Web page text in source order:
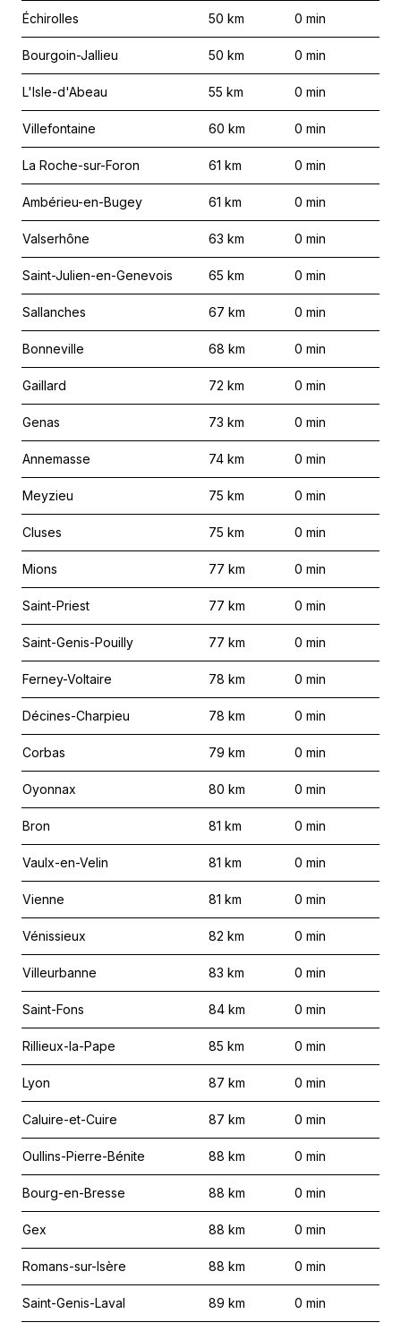
Échirolles 50 km 0 min
Bourgoin-Jallieu 50 km 0 min
L'Isle-d'Abeau 55 km 0 min
Villefontaine 60 km 0 min
La Roche-sur-Foron 61 km 0 min
Ambérieu-en-Bugey 61 km 0 min
Valserhône 63 km 0 min
Saint-Julien-en-Genevois 65 km 0 min
Sallanches 67 km 0 min
Bonneville 68 km 0 min
Gaillard 72 km 0 min
Genas 73 km 0 min
Annemasse 74 km 0 min
Meyzieu 75 km 0 min
Cluses 75 km 0 min
Mions 77 km 0 min
Saint-Priest 77 km 0 min
Saint-Genis-Pouilly 77 km 0 min
Ferney-Voltaire 78 km 0 min
Décines-Charpieu 78 km 0 min
Corbas 79 km 0 min
Oyonnax 80 km 0 min
Bron 81 km 0 min
Vaulx-en-Velin 81 km 0 min
Vienne 81 km 0 min
Vénissieux 82 km 0 min
Villeurbanne 83 km 0 min
Saint-Fons 84 km 0 min
Rillieux-la-Pape 85 km 0 min
Lyon 87 km 0 min
Caluire-et-Cuire 87 km 0 min
Oullins-Pierre-Bénite 88 km 0 min
Bourg-en-Bresse 88 km 0 min
Gex 88 km 0 min
Romans-sur-Isère 88 km 0 min
Saint-Genis-Laval 89 km 0 min